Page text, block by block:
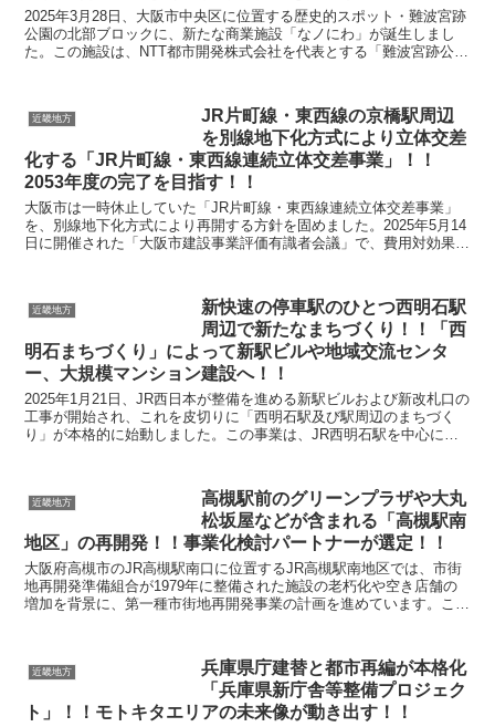
2025年3月28日、大阪市中央区に位置する歴史的スポット・難波宮跡
公園の北部ブロックに、新たな商業施設「なノにわ」が誕生しまし
た。この施設は、NTT都市開発株式会社を代表とする「難波宮跡公園
近畿地方
JR片町線・東西線の京橋駅周辺
を別線地下化方式により立体交差
化する「JR片町線・東西線連続立体交差事業」！！
2053年度の完了を目指す！！
大阪市は一時休止していた「JR片町線・東西線連続立体交差事業」
を、別線地下化方式により再開する方針を固めました。2025年5月14
日に開催された「大阪市建設事業評価有識者会議」で、費用対効果や
近畿地方
新快速の停車駅のひとつ西明石駅
周辺で新たなまちづくり！！「西
明石まちづくり」によって新駅ビルや地域交流センタ
ー、大規模マンション建設へ！！
2025年1月21日、JR西日本が整備を進める新駅ビルおよび新改札口の
工事が開始され、これを皮切りに「西明石駅及び駅周辺のまちづく
り」が本格的に始動しました。この事業は、JR西明石駅を中心に地
近畿地方
高槻駅前のグリーンプラザや大丸
松坂屋などが含まれる「高槻駅南
地区」の再開発！！事業化検討パートナーが選定！！
大阪府高槻市のJR高槻駅南口に位置するJR高槻駅南地区では、市街
地再開発準備組合が1979年に整備された施設の老朽化や空き店舗の
増加を背景に、第一種市街地再開発事業の計画を進めています。この
近畿地方
兵庫県庁建替と都市再編が本格化
「兵庫県新庁舎等整備プロジェク
ト」！！モトキタエリアの未来像が動き出す！！